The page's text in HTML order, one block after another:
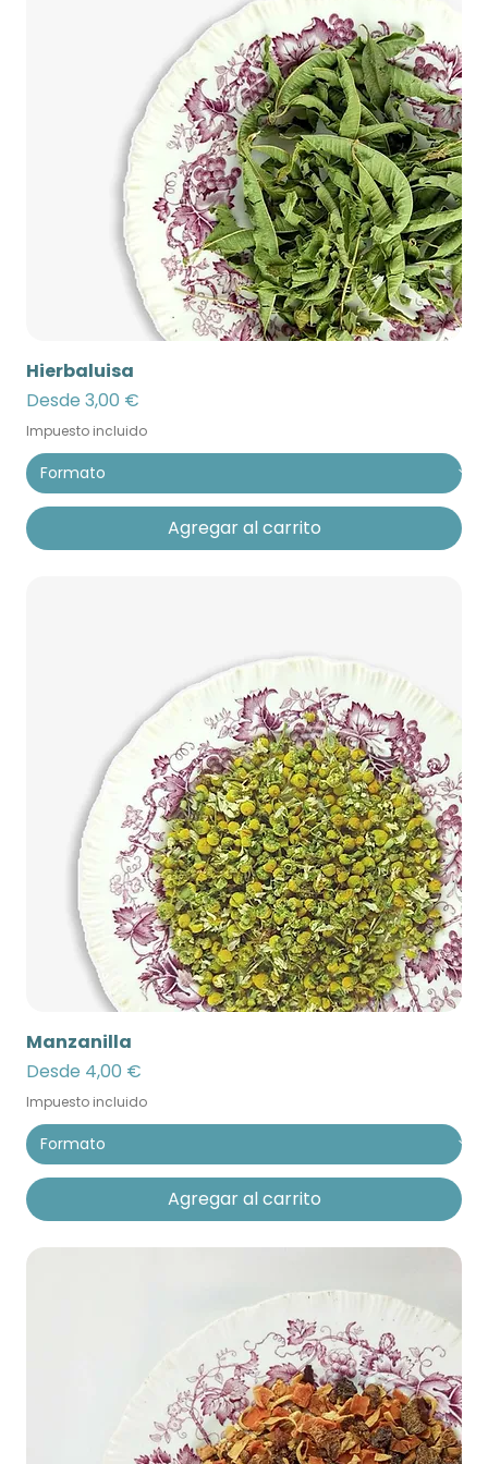
Hierbaluisa
Desde 3,00 €
Precio de oferta
Impuesto incluido
Agregar al carrito
Manzanilla
Desde 4,00 €
Precio de oferta
Impuesto incluido
Agregar al carrito